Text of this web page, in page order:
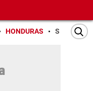
HONDURAS SAN PEDRO